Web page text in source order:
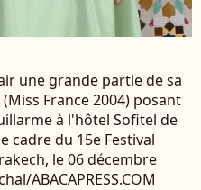
une grande partie de sa
France 2004) posant
à l'hôtel Sofitel de
cadre du 15e Festival
le 06 décembre
ABACAPRESS.COM